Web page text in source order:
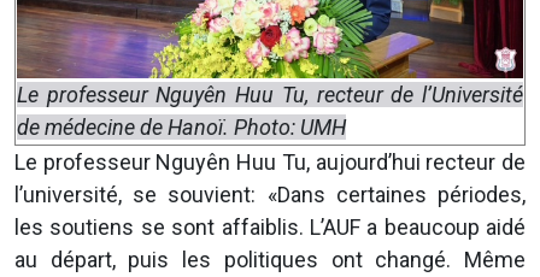
Le professeur Nguyên Huu Tu, recteur de l’Université
de médecine de Hanoï. Photo: UMH
Le professeur Nguyên Huu Tu, aujourd’hui recteur de
l’université, se souvient: «Dans certaines périodes,
les soutiens se sont affaiblis. L’AUF a beaucoup aidé
au départ, puis les politiques ont changé. Même